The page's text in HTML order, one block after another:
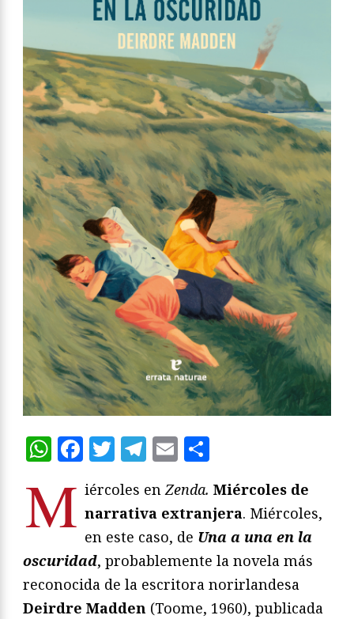
WhatsApp
Facebook
Twitter
Telegram
Email
M iércoles en Zenda. Miércoles de
narrativa extranjera. Miércoles,
en este caso, de Una a una en la
oscuridad, probablemente la novela más
reconocida de la escritora norirlandesa
Deirdre Madden (Toome, 1960), publicada